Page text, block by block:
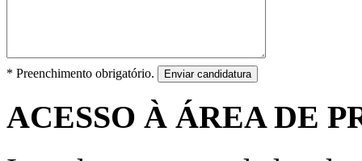
* Preenchimento obrigatório. Enviar candidatura
ACESSO À ÁREA DE